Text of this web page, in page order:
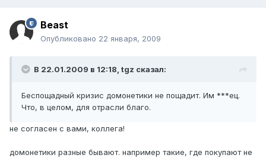
Beast
Опубликовано 22 января, 2009
В 22.01.2009 в 12:18, tgz сказал:
Беспощадный кризис домонетики не пощадит. Им ***ец.
Что, в целом, для отрасли благо.
не согласен с вами, коллега!
домонетики разные бывают. например такие, где покупают не